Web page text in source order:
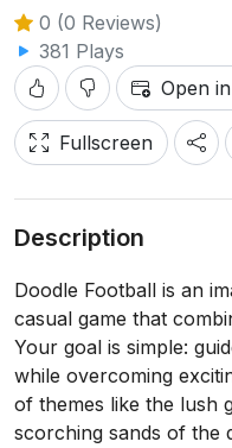
0 (0 Reviews)
381 Plays
Open
Fullscreen
Description
Doodle Football is an
casual game that
Your goal is simple:
while overcoming
of themes like the lush
scorching sands of the